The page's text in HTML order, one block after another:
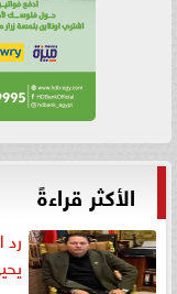
الأكثر قراءةً
رد